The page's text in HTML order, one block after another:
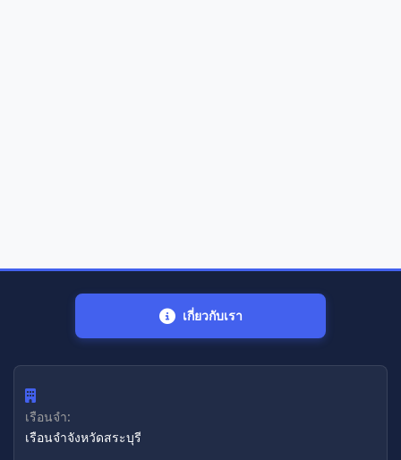
เกี่ยวกับเรา
เรือนจำ:
เรือนจำจังหวัดสระบุรี